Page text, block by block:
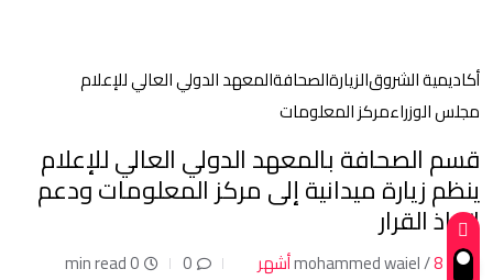
أكاديمية الشروقالزيارةالصحافةالمعهد الدولي العالي للإعلام
مجلس الوزراءمركز المعلومات
قسم الصحافة بالمعهد الدولي العالي للإعلام
ينظم زيارة ميدانية إلى مركز المعلومات ودعم
اتخاذ القرار
mohammed waiel /8 أشهر 0
0 min read